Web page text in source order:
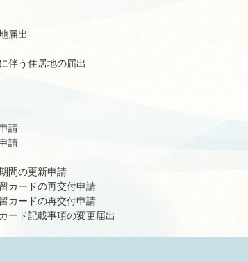
届出
伴う住居地の届出
請
請
間の更新申請
カードの再交付申請
カードの再交付申請
ード記載事項の変更届出